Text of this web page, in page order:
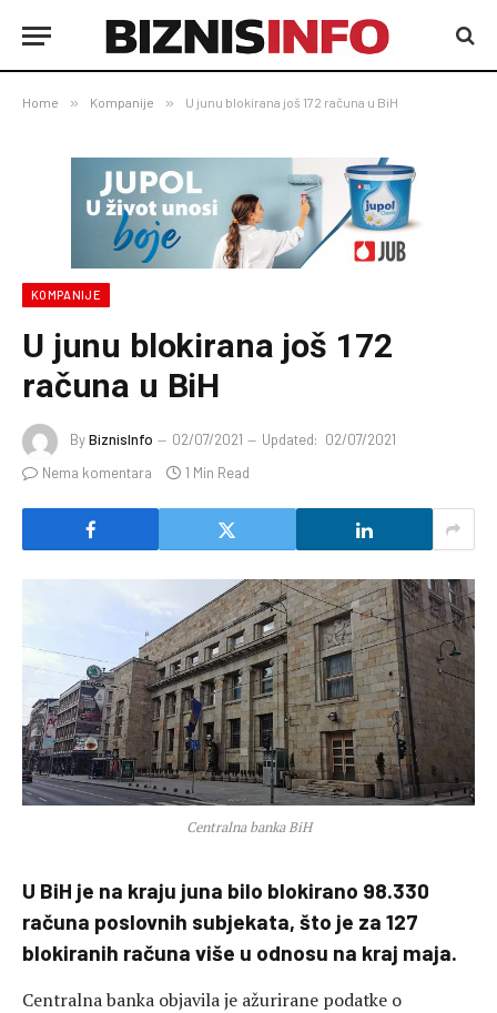
Home » Kompanije » U junu blokirana još 172 računa u BiH
KOMPANIJE
U junu blokirana još 172
računa u BiH
ByBiznisInfo 02/07/2021 Updated: 02/07/2021
Nema komentara
1 Min Read
Centralna banka BiH
U BiH je na kraju juna bilo blokirano 98.330
računa poslovnih subjekata, što je za 127
blokiranih računa više u odnosu na kraj maja.
Centralna banka objavila je ažurirane podatke o